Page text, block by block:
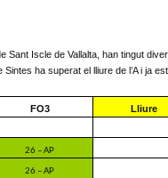
Sant Iscle de Vallalta, han tingut
ha superat el lliure de l’A i ja
FO3 Lliure
26 – AP
26 – AP